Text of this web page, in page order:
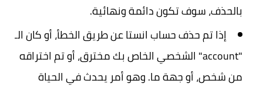
بالحذف، سوف تكون دائمة ونهائية.
إذا تم حذف حساب انستا عن طريق الخطأ، أو كان الـ
"account" الشخصي الخاص بك مخترق، أو تم اختراقه
من شخص، أو جهة ما. وهو أمر يحدث في الحياة